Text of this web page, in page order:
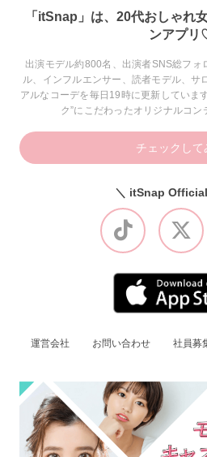
「itSnap」は、20代おしゃれ
ンアプ
出演モデル約800名、出演者SNS総フ
ル、インフルエンサー、読者モデル、サ
アルなコーデを毎日19時に更新していま
ク”にこだわったオリジナルコン
チェックして
＼ itSnap
運営会社 お問い合わせ 社員募